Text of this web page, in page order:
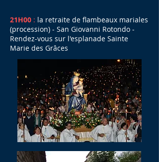
21H00 : la retraite de flambeaux mariales
(procession) - San Giovanni Rotondo -
Rendez-vous sur l'esplanade Sainte
Marie des Grâces